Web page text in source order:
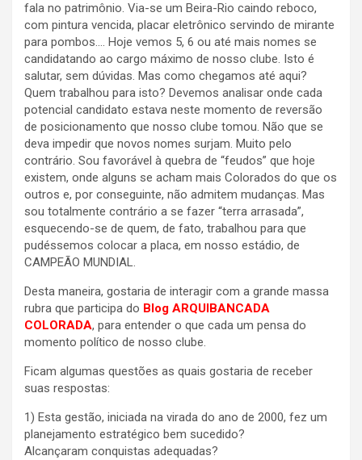
fala no patrimônio. Via-se um Beira-Rio caindo reboco,
com pintura vencida, placar eletrônico servindo de mirante
para pombos…. Hoje vemos 5, 6 ou até mais nomes se
candidatando ao cargo máximo de nosso clube. Isto é
salutar, sem dúvidas. Mas como chegamos até aqui?
Quem trabalhou para isto? Devemos analisar onde cada
potencial candidato estava neste momento de reversão
de posicionamento que nosso clube tomou. Não que se
deva impedir que novos nomes surjam. Muito pelo
contrário. Sou favorável à quebra de “feudos” que hoje
existem, onde alguns se acham mais Colorados do que os
outros e, por conseguinte, não admitem mudanças. Mas
sou totalmente contrário a se fazer “terra arrasada”,
esquecendo-se de quem, de fato, trabalhou para que
pudéssemos colocar a placa, em nosso estádio, de
CAMPEÃO MUNDIAL.
Desta maneira, gostaria de interagir com a grande massa
rubra que participa do Blog ARQUIBANCADA
COLORADA, para entender o que cada um pensa do
momento político de nosso clube.
Ficam algumas questões as quais gostaria de receber
suas respostas:
1) Esta gestão, iniciada na virada do ano de 2000, fez um
planejamento estratégico bem sucedido?
Alcançaram conquistas adequadas?